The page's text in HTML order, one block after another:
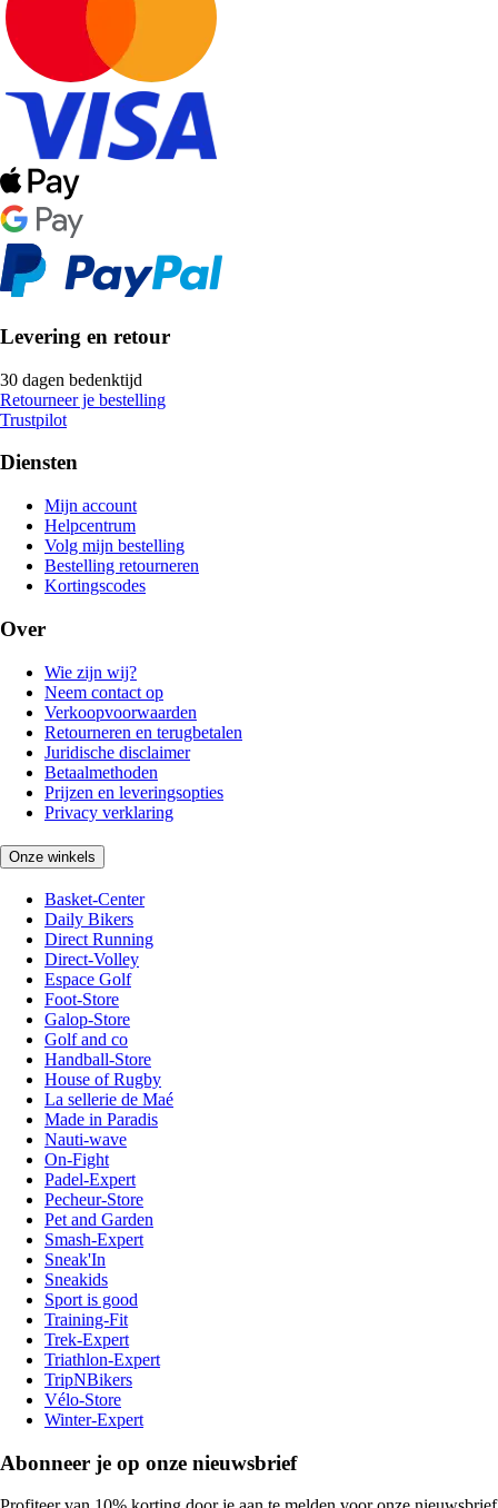
Levering en retour
30 dagen bedenktijd
Retourneer je bestelling
Trustpilot
Diensten
Mijn account
Helpcentrum
Volg mijn bestelling
Bestelling retourneren
Kortingscodes
Over
Wie zijn wij?
Neem contact op
Verkoopvoorwaarden
Retourneren en terugbetalen
Juridische disclaimer
Betaalmethoden
Prijzen en leveringsopties
Privacy verklaring
Onze winkels
Basket-Center
Daily Bikers
Direct Running
Direct-Volley
Espace Golf
Foot-Store
Galop-Store
Golf and co
Handball-Store
House of Rugby
La sellerie de Maé
Made in Paradis
Nauti-wave
On-Fight
Padel-Expert
Pecheur-Store
Pet and Garden
Smash-Expert
Sneak'In
Sneakids
Sport is good
Training-Fit
Trek-Expert
Triathlon-Expert
TripNBikers
Vélo-Store
Winter-Expert
Abonneer je op onze nieuwsbrief